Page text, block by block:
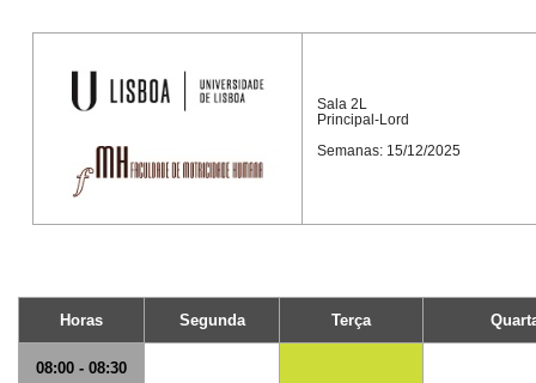
Sala 2L
Principal-Lord
Semanas: 15/12/2025
Horas Segunda Terça
08:00 - 08:30